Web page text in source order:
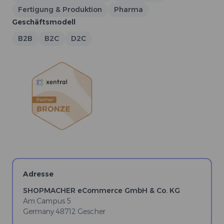
Fertigung & Produktion
Pharma
Geschäftsmodell
B2B
B2C D2C
Adresse
SHOPMACHER eCommerce GmbH & Co. KG
Am Campus 5
Germany 48712 Gescher